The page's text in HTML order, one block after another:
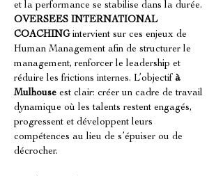
et la performance se stabilise dans la durée.
OVERSEES INTERNATIONAL
COACHING intervient sur ces enjeux de
Human Management afin de structurer le
management, renforcer le leadership et
réduire les frictions internes. L’objectif à
Mulhouse est clair: créer un cadre de travail
dynamique où les talents restent engagés,
progressent et développent leurs
compétences au lieu de s’épuiser ou de
décrocher.